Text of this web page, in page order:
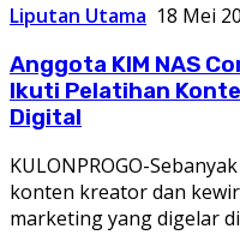
Liputan Utama 18 Mei
Anggota KIM NAS
Ikuti Pelatihan
Digital
KULONPROGO-
konten kreator dan
marketing yang digelar